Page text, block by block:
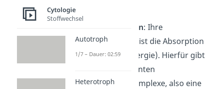
Aufgaben:
Lichtabsorption: Ihre
Hauptfunktion ist die Absorption
von Licht (= Energie). Hierfür gibt
es die sogenannten
Lichtsammelkomplexe, also eine
Cytologie
Stoffwechsel
Autotroph
1/7 – Dauer: 02:59
Heterotroph